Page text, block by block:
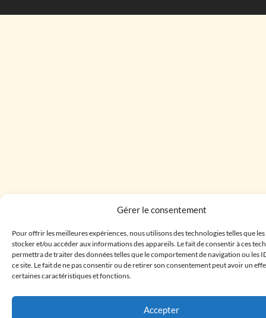
Gérer le consentement
Pour offrir les meilleures expériences, nous utilisons des technologies telles que
stocker et/ou accéder aux informations des appareils. Le fait de consentir à ces
permettra de traiter des données telles que le comportement de navigation ou les
ce site. Le fait de ne pas consentir ou de retirer son consentement peut avoir un
certaines caractéristiques et fonctions.
Accepter